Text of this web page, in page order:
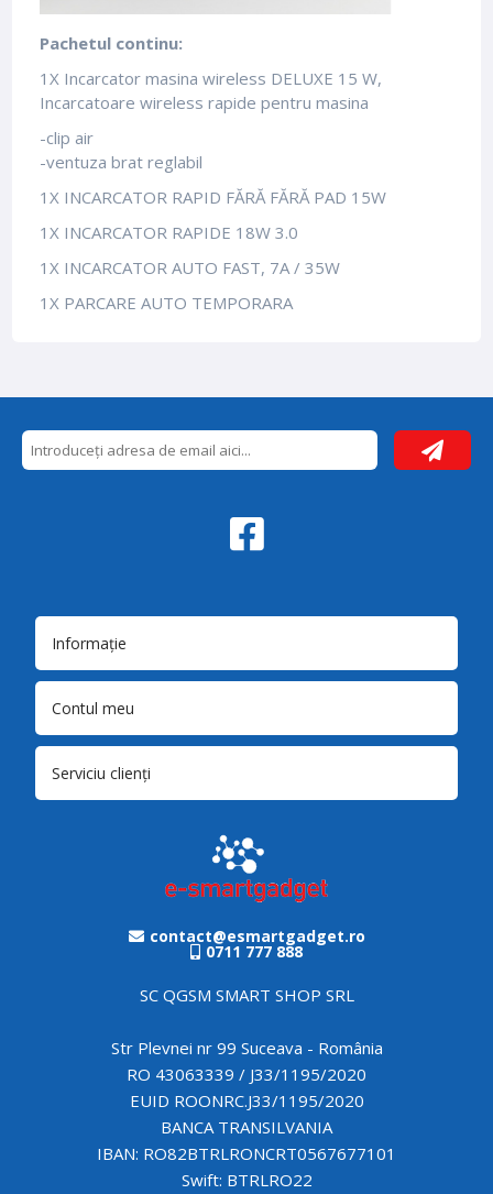
Pachetul continu:
1X Incarcator masina wireless DELUXE 15 W,
Incarcatoare wireless rapide pentru masina
-clip air
-ventuza brat reglabil
1X INCARCATOR RAPID FĂRĂ FĂRĂ PAD 15W
1X INCARCATOR RAPIDE 18W 3.0
1X INCARCATOR AUTO FAST, 7A / 35W
1X PARCARE AUTO TEMPORARA
Informație
Contul meu
Serviciu clienți
contact@esmartgadget.ro
0711 777 888
SC QGSM SMART SHOP SRL
Str Plevnei nr 99 Suceava - România
RO 43063339 / J33/1195/2020
EUID ROONRC.J33/1195/2020
BANCA TRANSILVANIA
IBAN: RO82BTRLRONCRT0567677101
Swift: BTRLRO22